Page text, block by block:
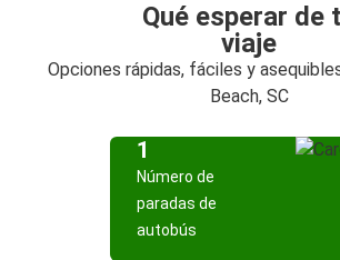
Qué esperar de
viaje
Opciones rápidas, fáciles y
Beach, SC
1
Número de
paradas de
autobús